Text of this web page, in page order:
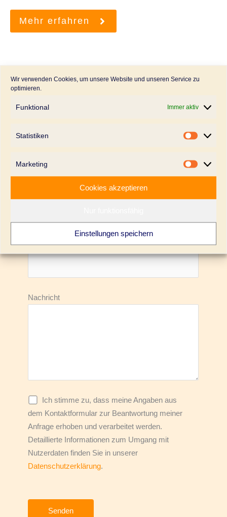
Wir verwenden Cookies, um unsere Website und unseren Service zu
optimieren.
Funktional Immer aktiv
Statistiken
Marketing
Cookies akzeptieren
Einstellungen speichern
Mehr erfahren
Interesse geweckt? –
Jetzt Kontakt
aufnehmen
Telefon
Nachricht
Ich stimme zu, dass meine Angaben aus
dem Kontaktformular zur Beantwortung meiner
Anfrage erhoben und verarbeitet werden.
Detaillierte Informationen zum Umgang mit
Nutzerdaten finden Sie in unserer
Datenschutzerklärung.